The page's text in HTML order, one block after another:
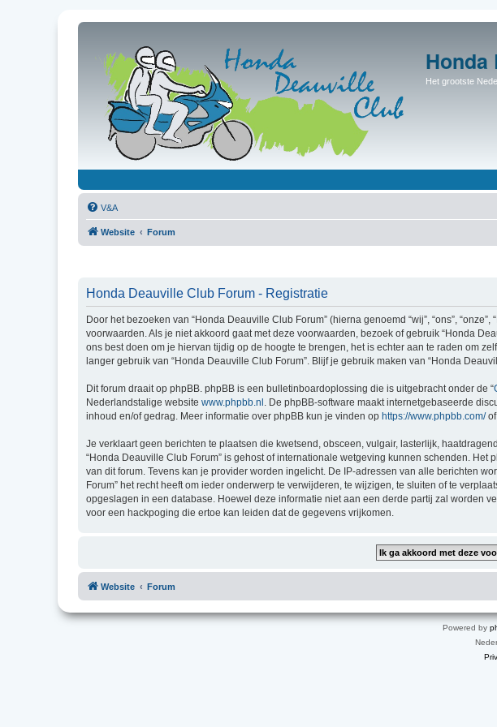
Honda
Het grootste
V&A
Website Forum
Honda Deauville Club Forum - Registratie
Door het bezoeken van “Honda Deauville Club Forum” (hierna genoemd “wij”, “ons”,
voorwaarden. Als je niet akkoord gaat met deze voorwaarden, bezoek of gebruik “Honda
ons best doen om je hiervan tijdig op de hoogte te brengen, het is echter aan te raden om
langer gebruik van “Honda Deauville Club Forum”. Blijf je gebruik maken van “Honda
Dit forum draait op phpBB. phpBB is een bulletinboardoplossing die is uitgebracht onder de “
Nederlandstalige website www.phpbb.nl . De phpBB-software maakt internetgebaseerde
inhoud en/of gedrag. Meer informatie over phpBB kun je vinden op https://www.phpbb.com/of
Je verklaart geen berichten te plaatsen die kwetsend, obsceen, vulgair, lasterlijk,
“Honda Deauville Club Forum” is gehost of internationale wetgeving kunnen schenden.
van dit forum. Tevens kan je provider worden ingelicht. De IP-adressen van alle berichten
Forum” het recht heeft om ieder onderwerp te verwijderen, te wijzigen, te sluiten of te
opgeslagen in een database. Hoewel deze informatie niet aan een derde partij zal worden
voor een hackpoging die ertoe kan leiden dat de gegevens vrijkomen.
Website Forum
Powered by